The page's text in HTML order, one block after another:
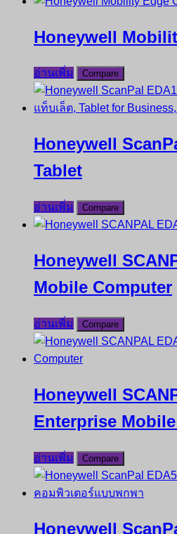
Honeywell
อ่านเพิ่ม Compare
Honeywell
Tablet
อ่านเพิ่ม Compare
Honeywell
Mobile Computer
อ่านเพิ่ม Compare
Honeywell
Enterprise
อ่านเพิ่ม Compare
Honeywell